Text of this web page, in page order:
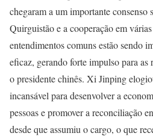
chegaram a um importante consenso
Quirguistão e a cooperação em
entendimentos comuns estão sendo
eficaz, gerando forte impulso para as
o presidente chinês. Xi Jinping
incansável para desenvolver a
pessoas e promover a reconciliação
desde que assumiu o cargo, o que